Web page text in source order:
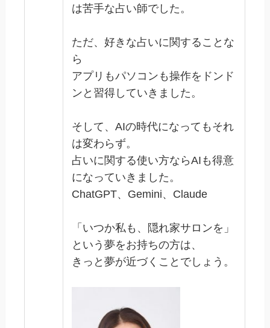
は苦手な占い師でした。
ただ、好きな占いに関することな
ら
アプリもパソコンも操作をドンド
ンと習得していきました。
そして、AIの時代になってもそれ
は変わらず。
占いに関する使い方ならAIも得意
になっていきました。
ChatGPT、Gemini、Claude
「いつか私も、隠れ家サロンを」
という夢をお持ちの方は、
きっと夢が近づくことでしょう。